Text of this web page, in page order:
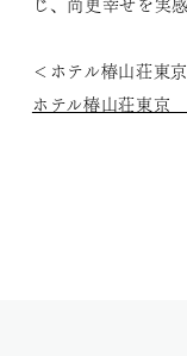
じ、尚更幸せを実
＜ホテル椿山荘東
ホテル椿山荘東京